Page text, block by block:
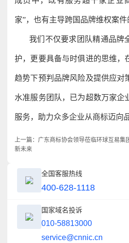
家”，也有主导跨国品牌维权案件
我们不仅要求团队精通品牌
护，更要具备与时俱进的思维，
趋势下预判品牌风险及提供应对
水准服务团队，已为超数万家企
服务，助力众多企业从商标迈向
上一篇： 广东商标协会领导莅临环球互易
新未来
全国客服热线
400-628-1118
国家域名投诉
010-58813000
service@cnnic.cn